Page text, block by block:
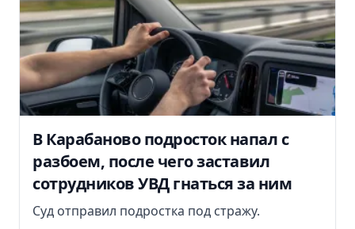
В Карабаново подросток напал с
разбоем, после чего заставил
сотрудников УВД гнаться за ним
Суд отправил подростка под стражу.